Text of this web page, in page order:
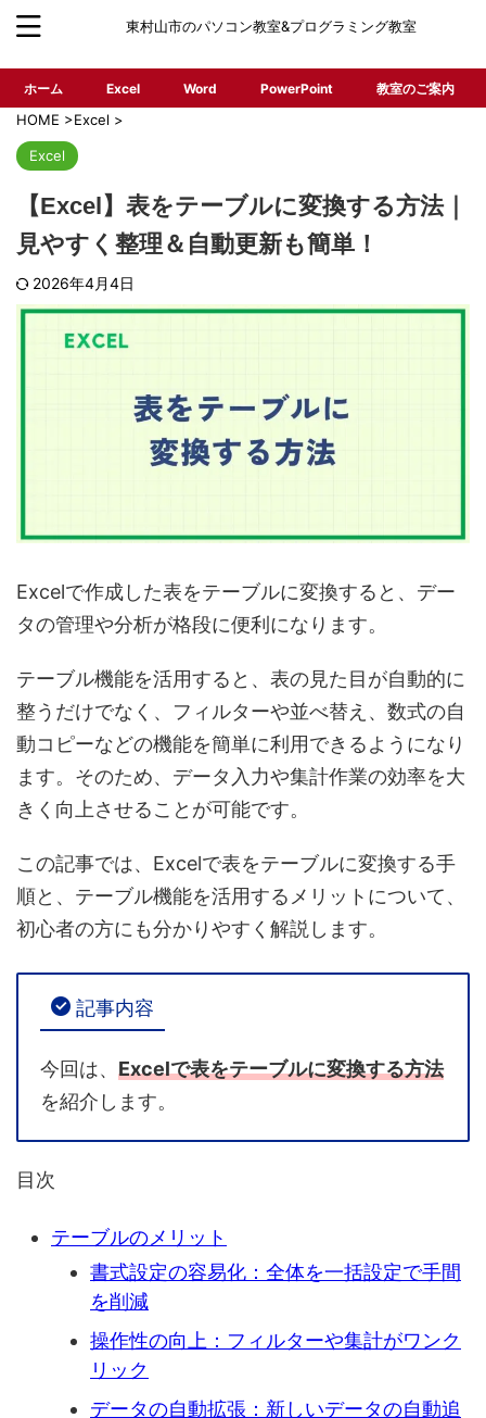
東村山市のパソコン教室&プログラミング教室
ホーム Excel Word PowerPoint 教室のご案内
HOME >Excel >
Excel
【Excel】表をテーブルに変換する方法｜
見やすく整理＆自動更新も簡単！
2026年4月4日
Excelで作成した表をテーブルに変換すると、デー
タの管理や分析が格段に便利になります。
テーブル機能を活用すると、表の見た目が自動的に
整うだけでなく、 フィルターや並べ替え、数式の自
動コピーなどの機能を簡単に利用できるようになり
ます。そのため、データ入力や集計作業の効率を大
きく向上させることが可能です。
この記事では、Excelで表をテーブルに変換する手
順と、テーブル機能を活用するメリットについて、
初心者の方にも分かりやすく解説します。
記事内容
今回は、 Excelで表をテーブルに変換する方法
を紹介します。
目次
テーブルのメリット
書式設定の容易化：全体を一括設定で手間
を削減
操作性の向上：フィルターや集計がワンク
リック
データの自動拡張：新しいデータの自動追